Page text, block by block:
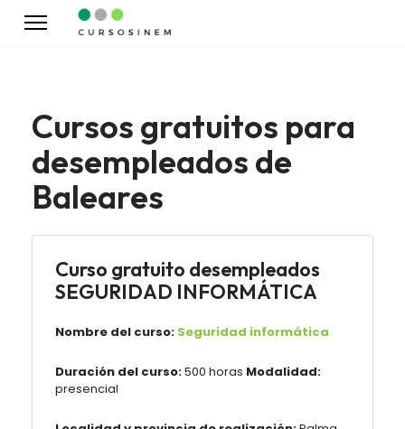
Cursos gratuitos para
desempleados de
Baleares
Curso gratuito desempleados
SEGURIDAD INFORMÁTICA
Nombre del curso: Seguridad informática
Duración del curso:500 horas Modalidad:
presencial